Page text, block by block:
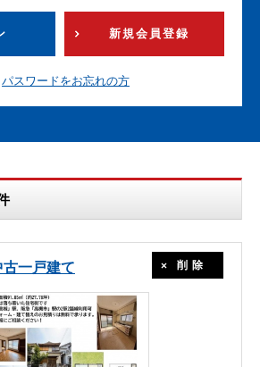
新規会員登録
パスワードをお忘れの方
一戸建て 削除